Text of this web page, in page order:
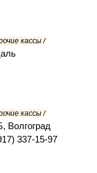
кассы /
кассы /
Волгоград
337-15-97